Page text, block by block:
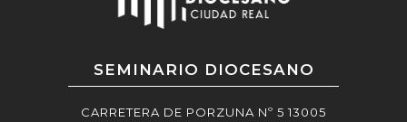
SEMINARIO DIOCESANO
CARRETERA DE PORZUNA Nº 5 13005